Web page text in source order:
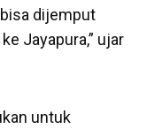
dijemput
Jayapura,” ujar
untuk